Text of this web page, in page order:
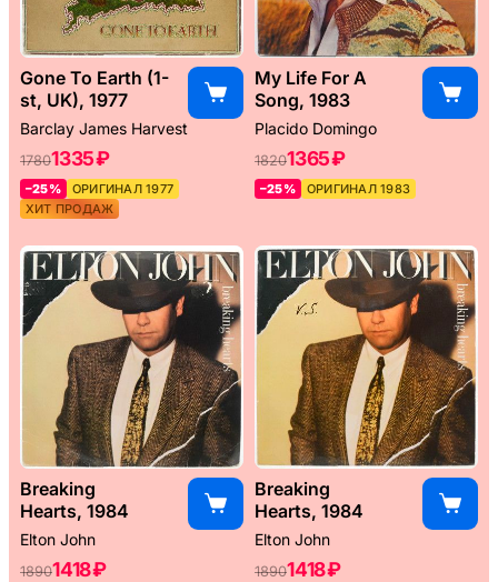
Gone To Earth (1-
st, UK), 1977
Barclay James Harvest
17801335 ₽
–25%
ОРИГИНАЛ 1977
ХИТ ПРОДАЖ
My Life For A
Song, 1983
Placido Domingo
18201365 ₽
–25% ОРИГИНАЛ 1983
Breaking
Hearts, 1984
Elton John
18901418 ₽
Breaking
Hearts, 1984
Elton John
18901418 ₽